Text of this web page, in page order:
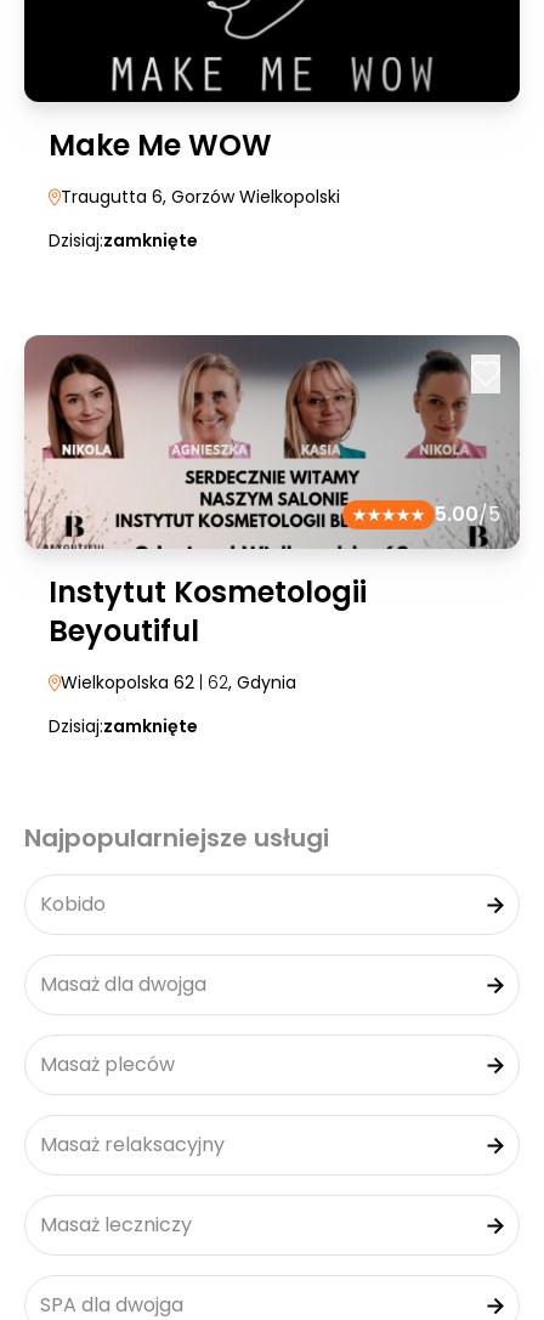
Make Me WOW
Traugutta 6, Gorzów Wielkopolski
Dzisiaj:zamknięte
5.00/5
Instytut Kosmetologii
Beyoutiful
Wielkopolska 62 | 62, Gdynia
Dzisiaj:zamknięte
Najpopularniejsze usługi
Kobido
Masaż dla dwojga
Masaż pleców
Masaż relaksacyjny
Masaż leczniczy
SPA dla dwojga